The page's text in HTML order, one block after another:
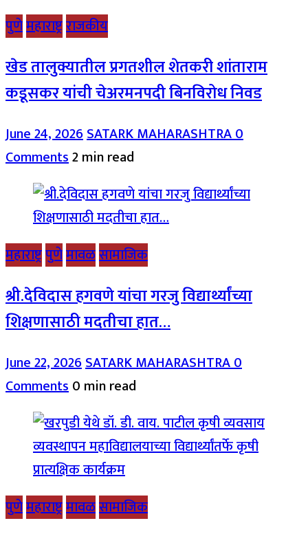
पुणेमहाराष्ट्रराजकीय
खेड तालुक्यातील प्रगतशील शेतकरी शांताराम
कडूसकर यांची चेअरमनपदी बिनविरोध निवड
June 24, 2026SATARK MAHARASHTRA0
Comments2 min read
महाराष्ट्रपुणेमावळसामाजिक
श्री.देविदास हगवणे यांचा गरजु विद्यार्थ्यांच्या
शिक्षणासाठी मदतीचा हात…
June 22, 2026SATARK MAHARASHTRA0
Comments0 min read
पुणेमहाराष्ट्रमावळसामाजिक